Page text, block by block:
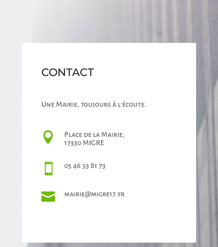
CONTACT
Une Mairie, toujours à l'écoute.

Place de la Mairie,
17330 MIGRE
 05 46 33 81 73
 mairie@migre17.fr